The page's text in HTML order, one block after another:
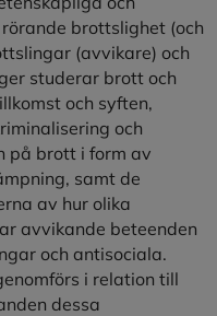
brottslighet (och
(avvikare) och
studerar brott och
och syften,
och
på brott i form av
samt de
av hur olika
avvikande beteenden
och antisociala.
i relation till
dessa